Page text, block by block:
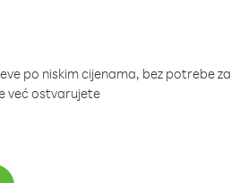
po niskim cijenama, bez potrebe za
već ostvarujete